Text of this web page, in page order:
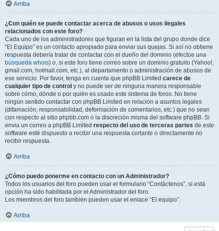
Arriba
¿Con quién se puede contactar acerca de abusos o usos ilegales
relacionados con este foro?
Cada uno de los administradores que figuran en la lista del grupo donde dice
“El Equipo” es un contacto apropiado para enviar sus quejas. Si así no obtiene
respuesta debería tratar de contactar con el dueño del dominio (efectúe una
búsqueda whois) o, si este foro tiene correo sobre un dominio gratuito (Yahoo!,
gmail.com, hotmail.com, etc.), al departamento o administración de abusos de
ese servicio. Por favor, tenga en cuenta que phpBB Limited carece de
cualquier tipo de control y no puede ser de ninguna manera responsable
sobre cómo, dónde o por quién es usado este sistema de foros. No tiene
ningún sentido contactar con phpBB Limited en relación a asuntos legales
(difamación, responsabilidad, deformación de comentarios, etc.) que no sean
con respecto al sitio phpbb.com o la discreción misma del software phpBB. Si
envia un correo a phpBB Limited respecto del uso de terceras partes de este
software esté dispuesto a recibir una respuesta cortante o directamente no
recibir respuesta.
Arriba
¿Cómo puedo ponerme en contacto con un Administrador?
Todos los usuarios del foro pueden usar el formulario “Contáctenos”, si está
opción ha sido habilitada por el Administrador del foro.
Los miembros del foro también pueden usar el enlace “El equipo”.
Arriba